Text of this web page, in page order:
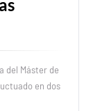
del Máster de
en dos